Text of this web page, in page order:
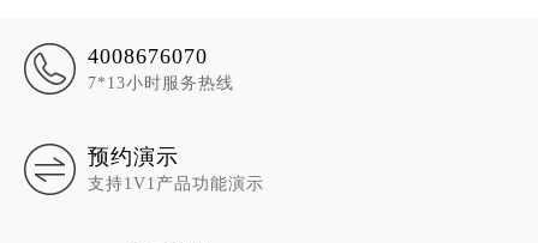
4008676070
7*13小时服务热线
预约演示
支持1V1产品功能演示